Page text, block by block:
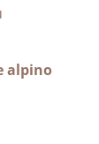
alpino